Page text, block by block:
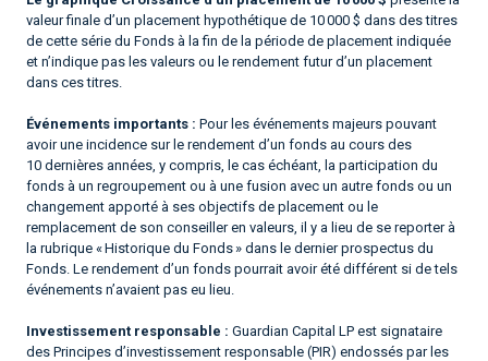
valeur finale d’un placement hypothétique de 10 000 $ dans des titres
de cette série du Fonds à la fin de la période de placement indiquée
et n’indique pas les valeurs ou le rendement futur d’un placement
dans ces titres.
Événements importants : Pour les événements majeurs pouvant
avoir une incidence sur le rendement d’un fonds au cours des
10 dernières années, y compris, le cas échéant, la participation du
fonds à un regroupement ou à une fusion avec un autre fonds ou un
changement apporté à ses objectifs de placement ou le
remplacement de son conseiller en valeurs, il y a lieu de se reporter à
la rubrique « Historique du Fonds » dans le dernier prospectus du
Fonds. Le rendement d’un fonds pourrait avoir été différent si de tels
événements n’avaient pas eu lieu.
Investissement responsable : Guardian Capital LP est signataire
des Principes d’investissement responsable (PIR) endossés par les